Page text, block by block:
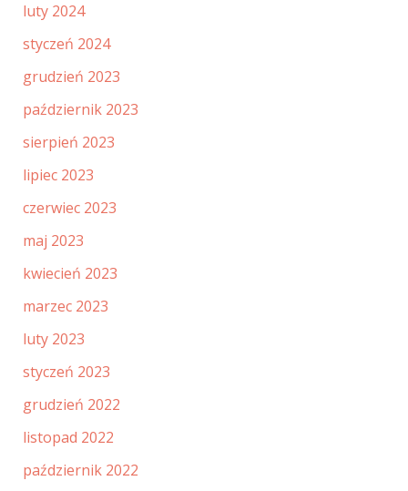
luty 2024
styczeń 2024
grudzień 2023
październik 2023
sierpień 2023
lipiec 2023
czerwiec 2023
maj 2023
kwiecień 2023
marzec 2023
luty 2023
styczeń 2023
grudzień 2022
listopad 2022
październik 2022